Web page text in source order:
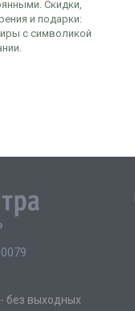
Скидки,
и подарки:
с символикой
без выходных